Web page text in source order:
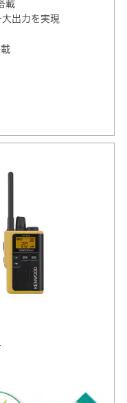
載
出力を実現